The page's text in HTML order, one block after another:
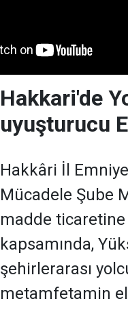
Hakkari'de
uyuşturucu
Hakkâri İl
Mücadele Şube
madde
kapsamında,
şehirlerarası
metamfetamin